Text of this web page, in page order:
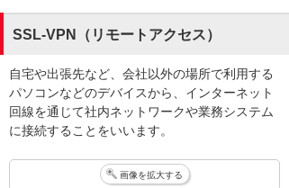
SSL-VPN（リモートアクセス）
自宅や出張先など、会社以外の場所で利用する
パソコンなどのデバイスから、インターネット
回線を通じて社内ネットワークや業務システム
に接続することをいいます。
画像を拡大する